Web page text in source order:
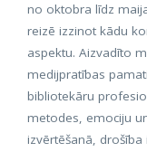
no oktobra līdz
reizē izzinot kādu
aspektu. Aizvadīto
medijpratības
bibliotekāru
metodes, emociju
izvērtēšanā,